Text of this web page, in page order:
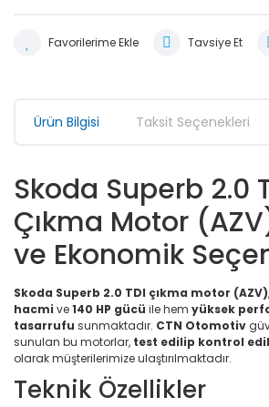
Tavsiye Et
Ürün Bilgisi Taksit Seçenekleri
Skoda Superb 2.0
Çıkma Motor
ve Ekonomik
Skoda Superb 2.0 TDI çıkma motor (AZV),
hacmi ve140 HP gücü ile hem yüksek
tasarrufu sunmaktadır. CTN Otomotiv
sunulan bu motorlar, test edilip kontrol
olarak müşterilerimize ulaştırılmaktadır.
Teknik Özellikler